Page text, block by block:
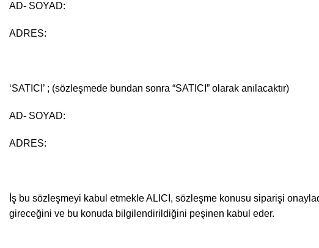
AD- SOYAD:
ADRES:
‘SATICI’ ; (sözleşmede bundan sonra “SATICI” olarak anılacaktır)
AD- SOYAD:
ADRES:
İş bu sözleşmeyi kabul etmekle ALICI, sözleşme konusu siparişi
gireceğini ve bu konuda bilgilendirildiğini peşinen kabul eder.